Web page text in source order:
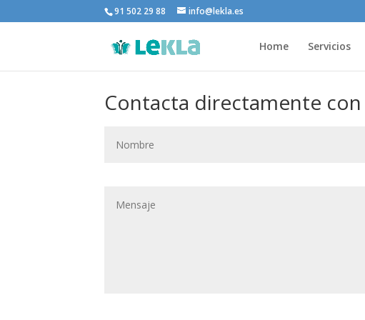
91 502 29 88 info@lekla.es
Home Servicios
Contacta directamente